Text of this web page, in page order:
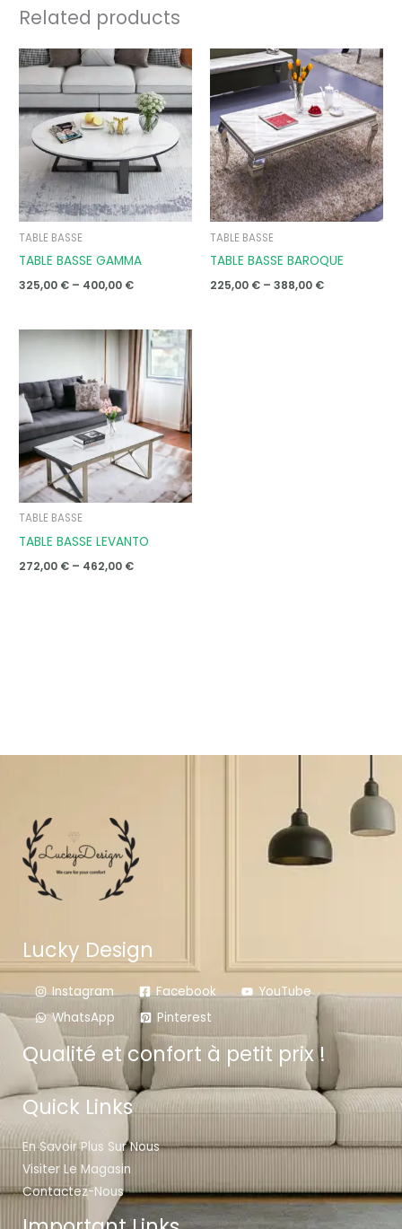
Related products
TABLE BASSE
TABLE BASSE GAMMA
325,00 € – 400,00 €
Price
range:
325,00 €
through
400,00 €
TABLE BASSE
TABLE BASSE BAROQUE
225,00 € – 388,00 €
Price
range:
225,00 €
through
388,00 €
TABLE BASSE
TABLE BASSE LEVANTO
272,00 € – 462,00 €
Price
range:
272,00 €
through
462,00 €
Lucky Design
Instagram Facebook
YouTube
WhatsApp
Pinterest
Qualité et confort à petit prix !
Quick Links
En Savoir Plus Sur Nous
Visiter Le Magasin
Contactez-Nous